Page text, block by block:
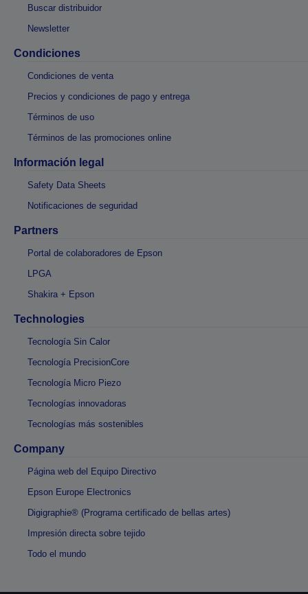
Buscar distribuidor
Newsletter
Condiciones
Condiciones de venta
Precios y condiciones de pago y entrega
Términos de uso
Términos de las promociones online
Información legal
Safety Data Sheets
Notificaciones de seguridad
Partners
Portal de colaboradores de Epson
LPGA
Shakira + Epson
Technologies
Tecnología Sin Calor
Tecnología PrecisionCore
Tecnología Micro Piezo
Tecnologías innovadoras
Tecnologías más sostenibles
Company
Página web del Equipo Directivo
Epson Europe Electronics
Digigraphie® (Programa certificado de bellas artes)
Impresión directa sobre tejido
Todo el mundo